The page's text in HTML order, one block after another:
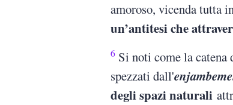
amoroso, vicenda tutta
un’antitesi che
6 Si noti come la catena
spezzati dall'
degli spazi naturali